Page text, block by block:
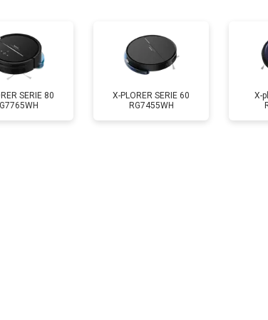
SERIE 80
X-PLORER SERIE 60
RG7455WH
X-